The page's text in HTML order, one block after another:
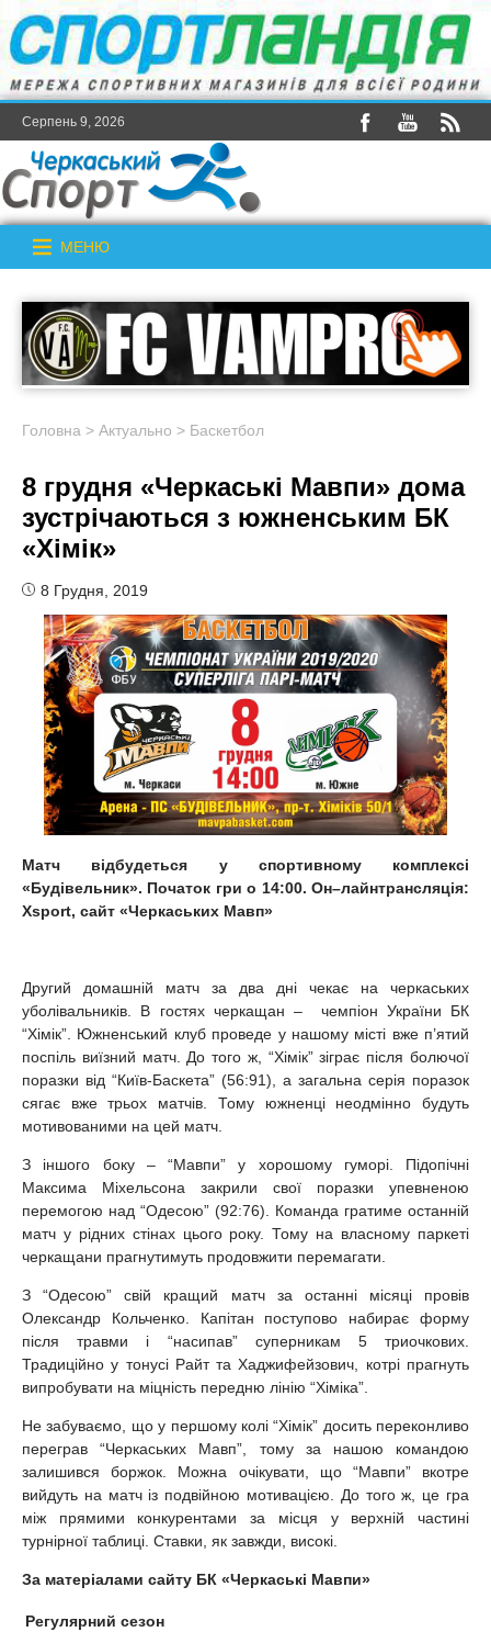
Серпень 9, 2026
МЕНЮ
Головна > Актуально > Баскетбол
8 грудня «Черкаські Мавпи» дома
зустрічаються з южненським БК
«Хімік»
8 Грудня, 2019
Матч відбудеться у спортивному комплексі
«Будівельник». Початок гри о 14:00. Он–лайнтрансляція:
Xsport, сайт «Черкаських Мавп»
Другий домашній матч за два дні чекає на черкаських
уболівальників. В гостях черкащан – чемпіон України БК
“Хімік”. Южненський клуб проведе у нашому місті вже п’ятий
поспіль виїзний матч. До того ж, “Хімік” зіграє після болючої
поразки від “Київ-Баскета” (56:91), а загальна серія поразок
сягає вже трьох матчів. Тому южненці неодмінно будуть
мотивованими на цей матч.
З іншого боку – “Мавпи” у хорошому гуморі. Підопічні
Максима Міхельсона закрили свої поразки упевненою
перемогою над “Одесою” (92:76). Команда гратиме останній
матч у рідних стінах цього року. Тому на власному паркеті
черкащани прагнутимуть продовжити перемагати.
З “Одесою” свій кращий матч за останні місяці провів
Олександр Кольченко. Капітан поступово набирає форму
після травми і “насипав” суперникам 5 триочкових.
Традиційно у тонусі Райт та Хаджифейзович, котрі прагнуть
випробувати на міцність передню лінію “Хіміка”.
Не забуваємо, що у першому колі “Хімік” досить переконливо
переграв “Черкаських Мавп”, тому за нашою командою
залишився боржок. Можна очікувати, що “Мавпи” вкотре
вийдуть на матч із подвійною мотивацією. До того ж, це гра
між прямими конкурентами за місця у верхній частині
турнірної таблиці. Ставки, як завжди, високі.
За матеріалами сайту БК «Черкаські Мавпи»
Регулярний сезон